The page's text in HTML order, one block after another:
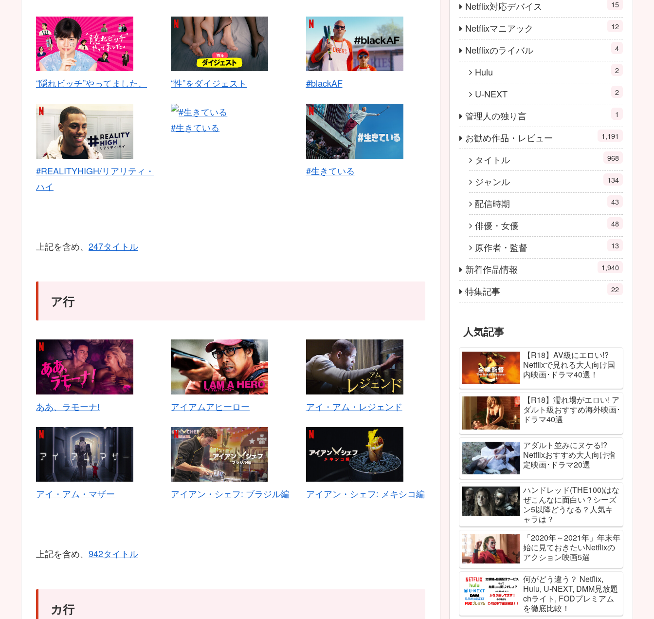
“隠れビッチ”やってました。 “性”をダイジェスト #blackAF
#REALITYHIGH/リアリティ・
ハイ
#生きている
#生きている
上記を含め、 247タイトル
ア行
ああ、ラモーナ! アイアムアヒーロー アイ・アム・レジェンド
アイ・アム・マザー アイアン・シェフ: ブラジル編 アイアン・シェフ: メキシコ編
上記を含め、 942タイトル
カ行
Netflix対応デバイス 15
Netflixマニアック 12
Netflixのライバル 4
Hulu 2
U-NEXT 2
管理人の独り言 1
お勧め作品・レビュー 1,191
タイトル 968
ジャンル 134
配信時期 43
俳優・女優 48
原作者・監督 13
新着作品情報 1,940
特集記事 22
人気記事
【R18】AV級にエロい!?
Netflixで見れる大人向け国
内映画･ドラマ40選！
【R18】濡れ場がエロい! ア
ダルト級おすすめ海外映画･
ドラマ40選
アダルト並みにヌケる!?
Netflixおすすめ大人向け指
定映画･ドラマ20選
ハンドレッド(THE100)はな
ぜこんなに面白い？シーズ
ン5以降どうなる？人気キ
ャラは？
「2020年～2021年」年末年
始に見ておきたいNetflixの
アクション映画5選
何がどう違う？ Netflix,
Hulu, U-NEXT, DMM見放題
chライト, FODプレミアム
を徹底比較！